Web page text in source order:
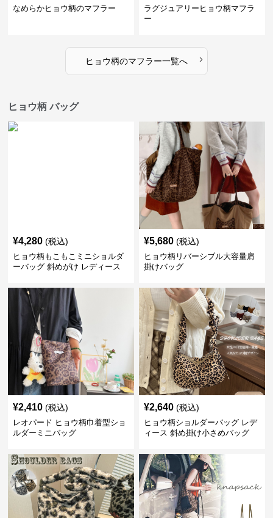
なめらかヒョウ柄のマフラー
ラグジュアリーヒョウ柄マフラ
ー
ヒョウ柄のマフラー一覧へ ›
ヒョウ柄 バッグ
¥4,280 (税込)
ヒョウ柄もこもこミニショルダ
ーバッグ 斜めがけ レディース
¥5,680 (税込)
ヒョウ柄リバーシブル大容量肩
掛けバッグ
¥2,410 (税込)
レオパード ヒョウ柄巾着型ショ
ルダーミニバッグ
¥2,640 (税込)
ヒョウ柄ショルダーバッグ レデ
ィース 斜め掛け小さめバッグ